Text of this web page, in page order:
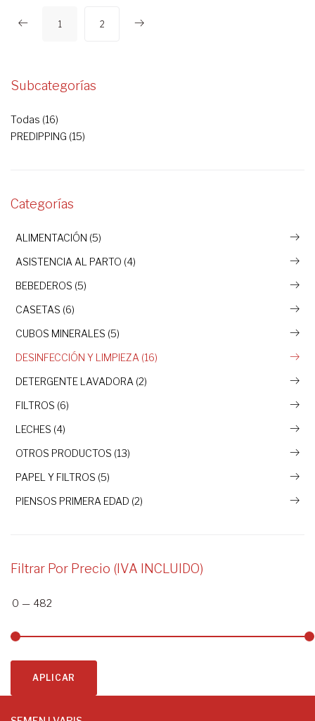
1 2
Subcategorías
Todas (16)
PREDIPPING (15)
Categorías
ALIMENTACIÓN (5)
ASISTENCIA AL PARTO (4)
BEBEDEROS (5)
CASETAS (6)
CUBOS MINERALES (5)
DESINFECCIÓN Y LIMPIEZA (16)
DETERGENTE LAVADORA (2)
FILTROS (6)
LECHES (4)
OTROS PRODUCTOS (13)
PAPEL Y FILTROS (5)
PIENSOS PRIMERA EDAD (2)
Filtrar Por Precio (IVA INCLUIDO)
0 — 482
APLICAR